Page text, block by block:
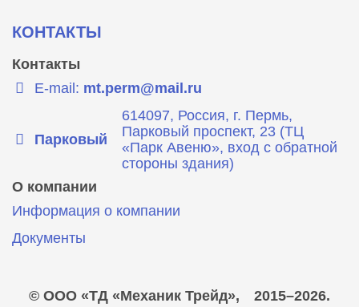
КОНТАКТЫ
Контакты
E-mail: mt.perm@mail.ru
Парковый
614097, Россия, г. Пермь,
Парковый проспект, 23 (ТЦ
«Парк Авеню», вход с обратной
стороны здания)
О компании
Информация о компании
Документы
© ООО «ТД «Механик Трейд», 2015–2026.